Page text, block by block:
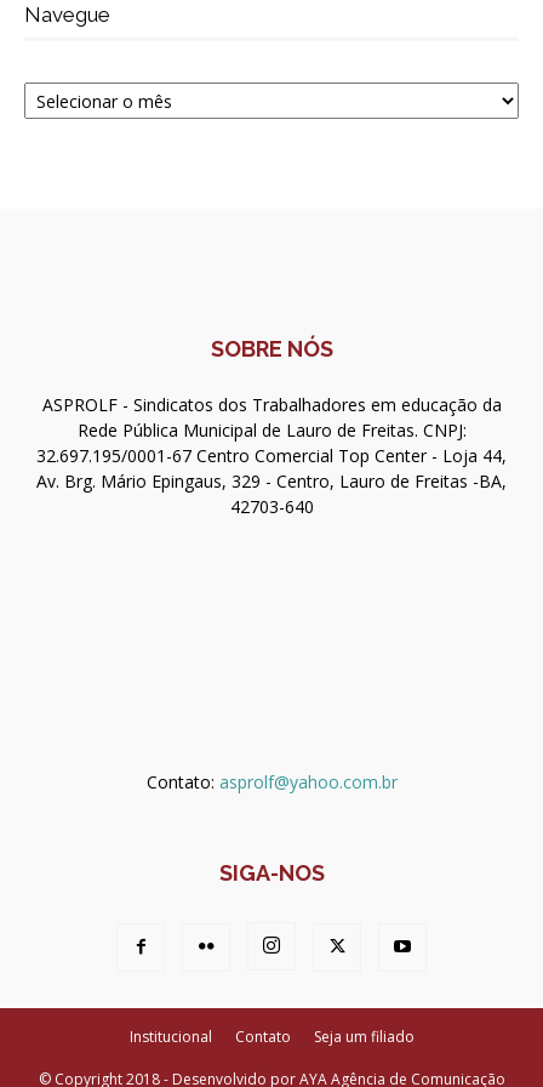
Navegue
Navegue
SOBRE NÓS
ASPROLF - Sindicatos dos Trabalhadores em educação da
Rede Pública Municipal de Lauro de Freitas. CNPJ:
32.697.195/0001-67 Centro Comercial Top Center - Loja 44,
Av. Brg. Mário Epingaus, 329 - Centro, Lauro de Freitas -BA,
42703-640
Contato: asprolf@yahoo.com.br
SIGA-NOS
Institucional Contato Seja um filiado
© Copyright 2018 - Desenvolvido por AYA Agência de Comunicação